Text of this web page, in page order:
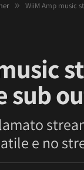
» WiiM Amp music
sub
e no